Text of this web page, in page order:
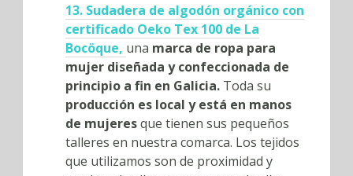
13. Sudadera de algodón orgánico con
certificado Oeko Tex 100 de La
Bocöque, una marca de ropa para
mujer diseñada y confeccionada de
principio a fin en Galicia. Toda su
producción es local y está en manos
de mujeresque tienen sus pequeños
talleres en nuestra comarca. Los tejidos
que utilizamos son de proximidad y